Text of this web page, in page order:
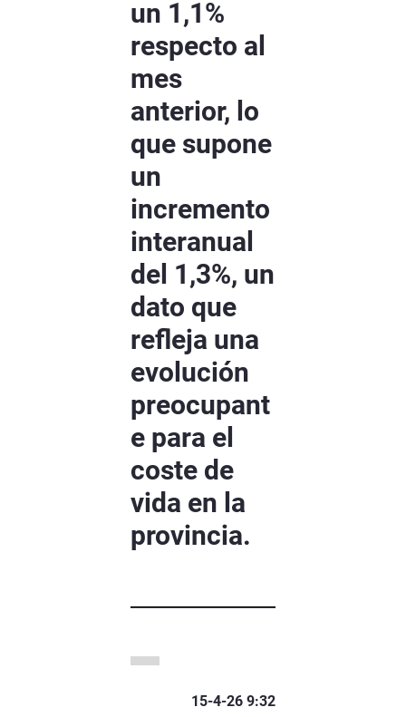
un 1,1%
respecto al
mes
anterior, lo
que supone
un
incremento
interanual
del 1,3%, un
dato que
refleja una
evolución
preocupant
e para el
coste de
vida en la
provincia.
15-4-26 9:32